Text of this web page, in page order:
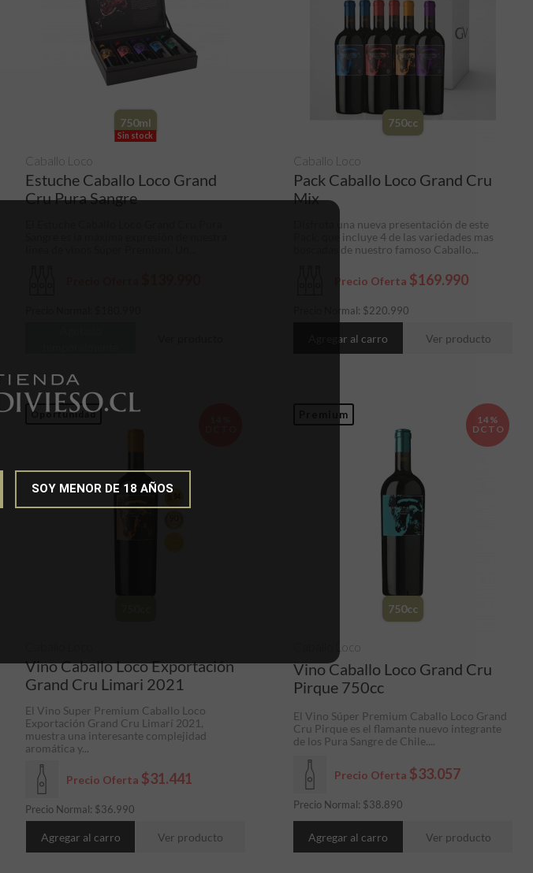
750ml
Sin stock
Estuche Caballo Loco Grand
Cru Pura Sangre
Caballo Loco
750cc
Pack Caballo Loco Grand Cru
Mix
Precio Oferta $169.990
Precio Normal: $220.990
Caballo Loco
Disfruta una nueva presentación de este
Pack, que incluye 4 de las variedades mas
buscadas de nuestro famoso Caballo...
Agregar al carro Ver producto
Oportunidad
Vino Caballo Loco Exportación
Grand Cru Limari 2021
Precio Oferta $31.441
Precio Normal: $36.990
El Vino Super Premium Caballo Loco
Exportación Grand Cru Limarí 2021,
muestra una interesante complejidad
aromática y...
Agregar al carro Ver producto
Premium
14%
DCTO
750cc
Vino Caballo Loco Grand Cru
Pirque 750cc
Precio Oferta $33.057
Precio Normal: $38.890
Caballo Loco
El Vino Súper Premium Caballo Loco Grand
Cru Pirque es el flamante nuevo integrante
de los Pura Sangre de Chile....
Agregar al carro Ver producto
SOY MENOR DE 18 AÑOS